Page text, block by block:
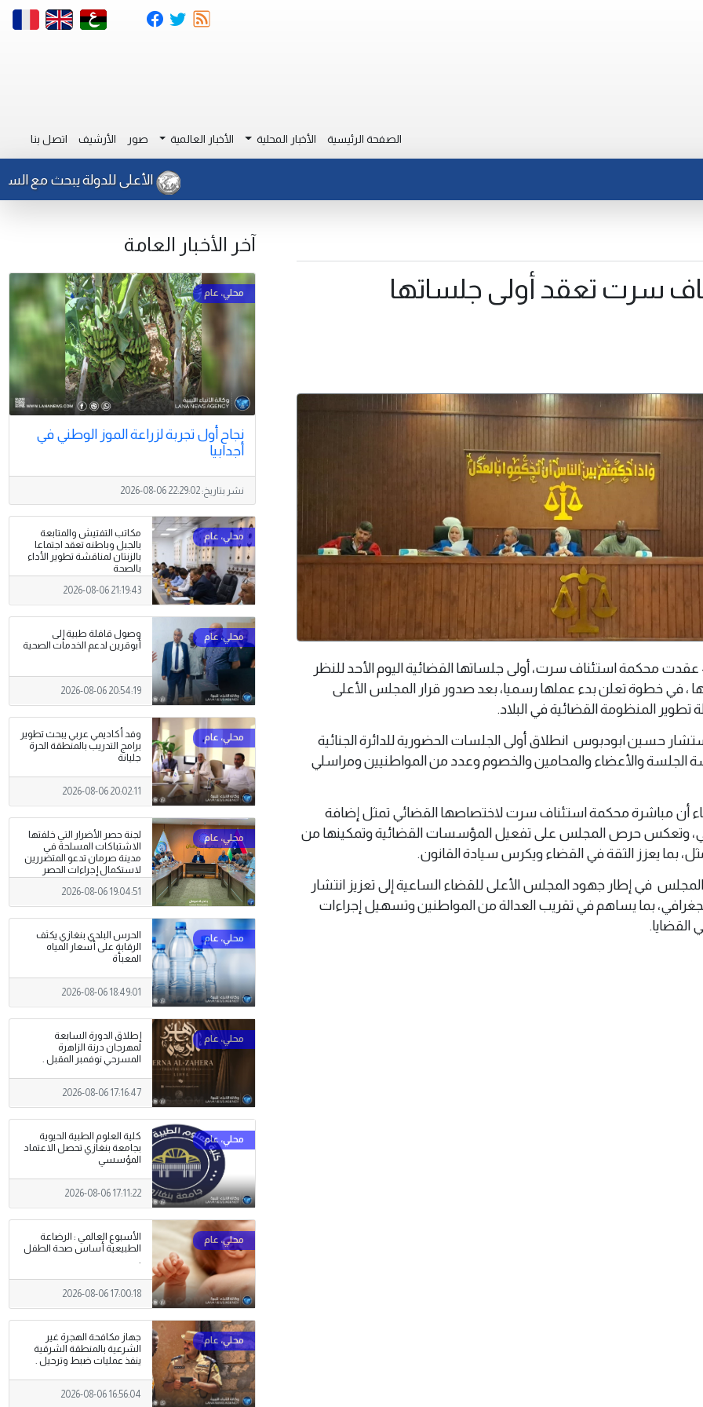
الصفحة الرئيسية الأخبار المحلية الأخبار العالمية صور الأرشيف اتصل بنا
الأعلى للدولة يبحث مع السفير
سرت تعقد أولى جلساتها
2026 (وال) - عقدت محكمة استئناف سرت، أولى جلساتها القضائية اليوم الأحد للنظر
، في خطوة تعلن بدء عملها رسميا، بعد صدور قرار المجلس الأعلى
المنظومة القضائية في البلاد.
حسين ابودبوس انطلاق أولى الجلسات الحضورية للدائرة الجنائية
الجلسة والأعضاء والمحامين والخصوم وعدد من المواطنيين ومراسلي
أن مباشرة محكمة استئناف سرت لاختصاصها القضائي تمثل إضافة
وتعكس حرص المجلس على تفعيل المؤسسات القضائية وتمكينها من
بما يعزز الثقة في القضاء ويكرس سيادة القانون.
في إطار جهود المجلس الأعلى للقضاء الساعية إلى تعزيز انتشار
بما يساهم في تقريب العدالة من المواطنين وتسهيل إجراءات
آخر الأخبار العامة
نجاح أول تجربة لزراعة الموز الوطني في
أجدابيا
نشر بتاريخ:2026-08-06 22:29:02
مكاتب التفتيش والمتابعة
بالجبل وباطنه تعقد اجتماعا
بالزنتان لمناقشة تطوير الأداء
بالصحة
2026-08-06 21:19:43
وصول قافلة طبية إلى
أبوقرين لدعم الخدمات الصحية
2026-08-06 20:54:19
وفد أكاديمي عربي يبحث تطوير
برامج التدريب بالمنطقة الحرة
جليانة
2026-08-06 20:02:11
لجنة حصر الأضرار التي خلفتها
الاشتباكات المسلحة في
مدينة صرمان تدعو المتضررين
لاستكمال إجراءات الحصر
والتوثيق.
2026-08-06 19:04:51
الحرس البلدي بنغازي يكثف
الرقابة على أسعار المياه
المعبأة
2026-08-06 18:49:01
إطلاق الدورة السابعة
لمهرجان درنة الزاهرة
المسرحي نوفمبر المقبل .
2026-08-06 17:16:47
كلية العلوم الطبية الحيوية
بجامعة بنغازي تحصل الاعتماد
المؤسسي
2026-08-06 17:11:22
الأسبوع العالمي : الرضاعة
الطبيعية أساس صحة الطفل
2026-08-06 17:00:18
جهاز مكافحة الهجرة غير
الشرعية بالمنطقة الشرقية
ينفذ عمليات ضبط وترحيل .
2026-08-06 16:56:04